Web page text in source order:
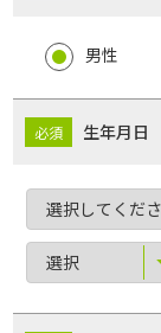
男性
生年月日